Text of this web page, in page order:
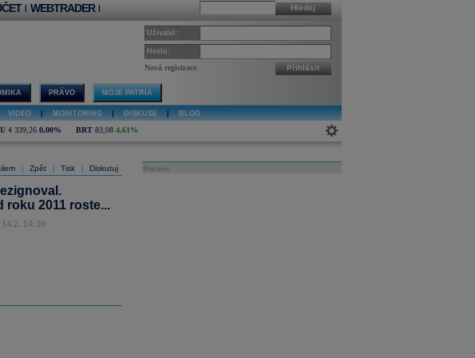
Hledej
| WEBTRADER |
Uživatel:
Heslo:
Nová registrace Přihlásit
PRÁVO MOJE PATRIA
VIDEO MONITORING DISKUSE BLOG
4 339,26 0,00% BRT 83,08 4,61%
Zpět Tisk Diskutuj
roku 2011 roste...
14:39
Reklama